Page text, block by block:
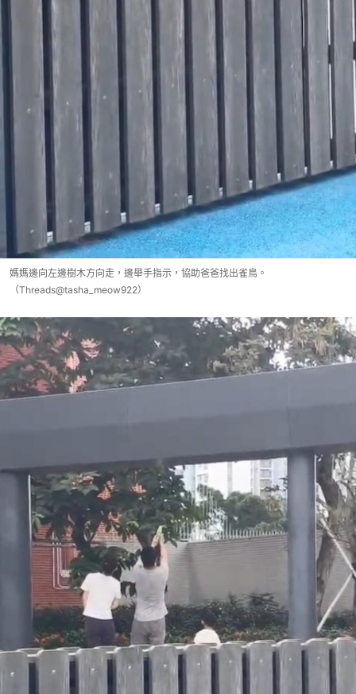
媽媽邊向左邊樹木方向走，邊舉手指示，協助爸爸找出雀鳥。
（Threads@tasha_meow922）